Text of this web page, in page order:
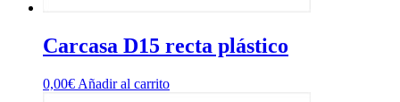
Carcasa D15 recta plástico
0,00€ Añadir al carrito